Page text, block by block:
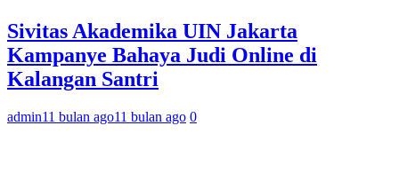
Sivitas Akademika UIN Jakarta
Kampanye Bahaya Judi Online di
Kalangan Santri
admin11 bulan ago11 bulan ago 0